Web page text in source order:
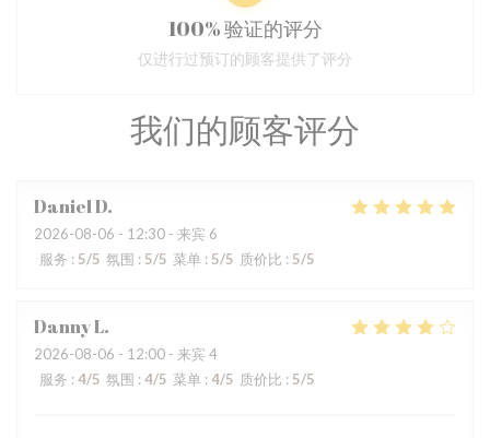
我们的顾客评分
DanielD
2026-08-06 - 12:30 - 来宾 6
服务 : 5/5 氛围 : 5/5 菜单 : 5/5 质价比 : 5/5
DannyL
2026-08-06 - 12:00 - 来宾 4
服务 : 4/5 氛围 : 4/5 菜单 : 4/5 质价比 : 5/5
100% 验证的评分
仅进行过预订的顾客提供了评分